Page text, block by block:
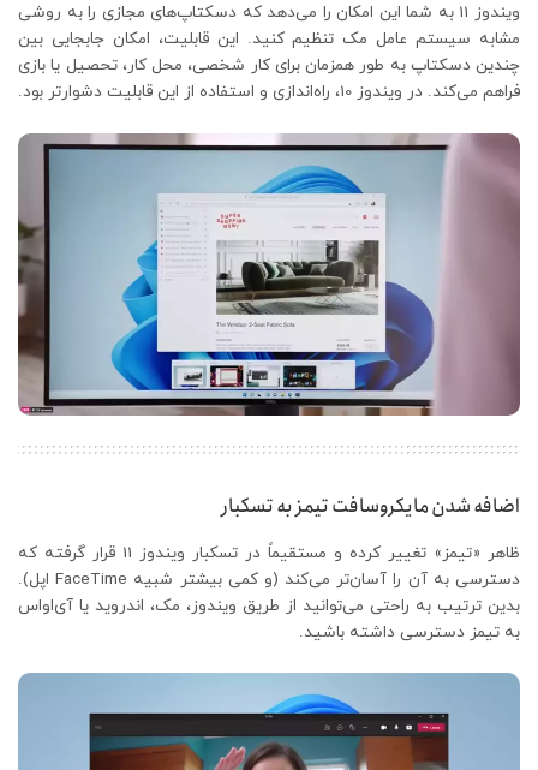
ویندوز 11 به شما این امکان را می‌دهد که دسکتاپ‌های مجازی را به روشی
مشابه سیستم عامل مک تنظیم کنید. این قابلیت، امکان جابجایی بین
چندین دسکتاپ به طور همزمان برای کار شخصی، محل کار، تحصیل یا بازی
فراهم می‌کند. در ویندوز 10، راه‌اندازی و استفاده از این قابلیت دشوارتر بود.
اضافه شدن مایکروسافت تیمز به تسکبار
ظاهر «تیمز» تغییر کرده و مستقیماً در تسکبار ویندوز 11 قرار گرفته که
دسترسی به آن را آسان‌تر می‌کند (و کمی بیشتر شبیه FaceTime اپل).
بدین ترتیب به راحتی می‌توانید از طریق ویندوز، مک، اندروید یا آی‌او‌اس
به تیمز دسترسی داشته باشید.